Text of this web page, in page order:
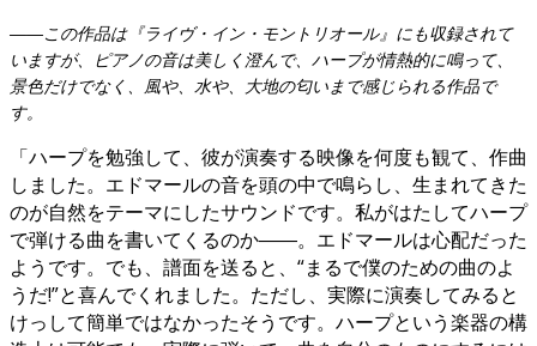
――この作品は『ライヴ・イン・モントリオール』にも収録されて
いますが、ピアノの音は美しく澄んで、ハープが情熱的に鳴って、
景色だけでなく、風や、水や、大地の匂いまで感じられる作品で
す。
「ハープを勉強して、彼が演奏する映像を何度も観て、作曲
しました。エドマールの音を頭の中で鳴らし、生まれてきた
のが自然をテーマにしたサウンドです。私がはたしてハープ
で弾ける曲を書いてくるのか――。エドマールは心配だった
ようです。でも、譜面を送ると、“まるで僕のための曲のよ
うだ!”と喜んでくれました。ただし、実際に演奏してみると
けっして簡単ではなかったそうです。ハープという楽器の構